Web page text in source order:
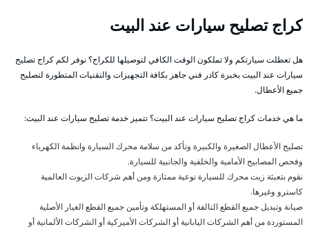
كراج تصليح سيارات عند البيت
هل تعطلت سيارتكم ولا تملكون الوقت الكافي لتوصيلها للكراج؟ نوفر لكم كراج تصليح
سيارات عند البيت بخبرة كادر فني جاهز بكافة التجهيزات والتقنيات المتطورة لتصليح
جميع الأعطال.
ما هي خدمات كراج تصليح سيارات عند البيت؟ تتميز خدمة تصليح سيارات عند البيت:
تصليح الأعطال الصغيرة والكبيرة وتأكد من سلامة محرك السيارة وانظمة الكهرباء
وفحص المصابيح الأمامية والخلفية والجانبية للسيارة.
نقوم بتعبئة زيت محرك للسيارة نوعية ممتازة ومن أهم شركات الزيوت العالمية
كاسترو وغيرها.
صيانة وتبديل جميع القطع التالفة أو المستهلكة وتأمين جميع القطع الغيار الأصلية
المستوردة من أهم الشركات اليابانية أو الشركات الأميركية أو الشركات الألمانية أو